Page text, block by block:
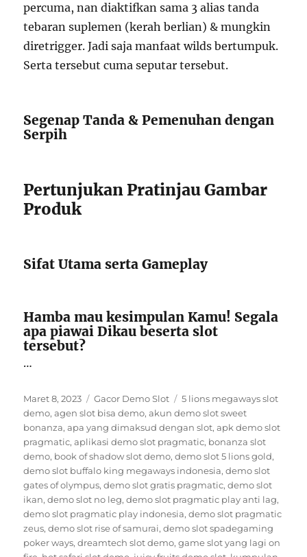
percuma, nan diaktifkan sama 3 alias tanda
tebaran suplemen (kerah berlian) & mungkin
diretrigger. Jadi saja manfaat wilds bertumpuk.
Serta tersebut cuma seputar tersebut.
Segenap Tanda & Pemenuhan dengan
Serpih
Pertunjukan Pratinjau Gambar
Produk
Sifat Utama serta Gameplay
Hamba mau kesimpulan Kamu! Segala
apa piawai Dikau beserta slot
tersebut?
…
Posted
on
Maret 8, 2023 Categories
Gacor Demo Slot Tags
5 lions megaways slot
demo,agen slot bisa demo,akun demo slot sweet
bonanza,apa yang dimaksud dengan slot,apk demo slot
pragmatic,aplikasi demo slot pragmatic, bonanza slot
demo, book of shadow slot demo,demo slot 5 lions gold,
demo slot buffalo king megaways indonesia,demo slot
gates of olympus,demo slot gratis pragmatic,demo slot
ikan,demo slot no leg,demo slot pragmatic play anti lag,
demo slot pragmatic play indonesia,demo slot pragmatic
zeus,demo slot rise of samurai,demo slot spadegaming
poker ways,dreamtech slot demo,game slot yang lagi on